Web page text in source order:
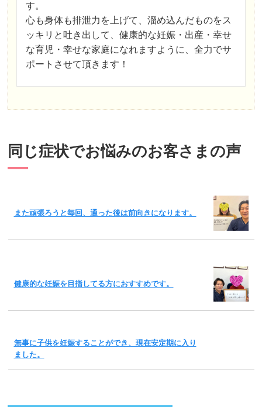
す。
心も身体も排泄力を上げて、溜め込んだものをス
ッキリと吐き出して、健康的な妊娠・出産・幸せ
な育児・幸せな家庭になれますように、全力でサ
ポートさせて頂きます！
同じ症状でお悩みのお客さまの声
また頑張ろうと毎回、通った後は前向きになります。
健康的な妊娠を目指してる方におすすめです。
無事に子供を妊娠することができ、現在安定期に入り
ました。